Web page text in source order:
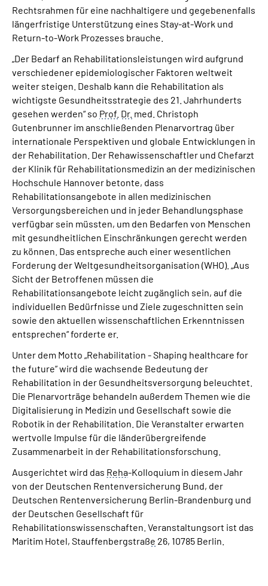
Rechtsrahmen für eine nachhaltigere und gegebenenfalls
längerfristige Unterstützung eines Stay-at-Work und
Return-to-Work Prozesses brauche.
„Der Bedarf an Rehabilitationsleistungen wird aufgrund
verschiedener epidemiologischer Faktoren weltweit
weiter steigen. Deshalb kann die Rehabilitation als
wichtigste Gesundheitsstrategie des 21. Jahrhunderts
gesehen werden“ so Prof. Dr. med. Christoph
Gutenbrunner im anschließenden Plenarvortrag über
internationale Perspektiven und globale Entwicklungen in
der Rehabilitation. Der Rehawissenschaftler und Chefarzt
der Klinik für Rehabilitationsmedizin an der medizinischen
Hochschule Hannover betonte, dass
Rehabilitationsangebote in allen medizinischen
Versorgungsbereichen und in jeder Behandlungsphase
verfügbar sein müssten, um den Bedarfen von Menschen
mit gesundheitlichen Einschränkungen gerecht werden
zu können. Das entspreche auch einer wesentlichen
Forderung der Weltgesundheitsorganisation (WHO). „Aus
Sicht der Betroffenen müssen die
Rehabilitationsangebote leicht zugänglich sein, auf die
individuellen Bedürfnisse und Ziele zugeschnitten sein
sowie den aktuellen wissenschaftlichen Erkenntnissen
entsprechen“ forderte er.
Unter dem Motto „Rehabilitation - Shaping healthcare for
the future” wird die wachsende Bedeutung der
Rehabilitation in der Gesundheitsversorgung beleuchtet.
Die Plenarvorträge behandeln außerdem Themen wie die
Digitalisierung in Medizin und Gesellschaft sowie die
Robotik in der Rehabilitation. Die Veranstalter erwarten
wertvolle Impulse für die länderübergreifende
Zusammenarbeit in der Rehabilitationsforschung.
Ausgerichtet wird das Reha-Kolloquium in diesem Jahr
von der Deutschen Rentenversicherung Bund, der
Deutschen Rentenversicherung Berlin-Brandenburg und
der Deutschen Gesellschaft für
Rehabilitationswissenschaften. Veranstaltungsort ist das
Maritim Hotel, Stauffenbergstraße 26, 10785 Berlin.